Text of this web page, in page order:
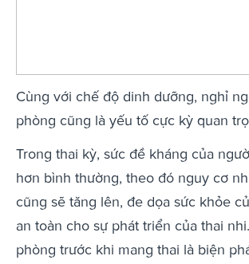
Cùng với chế độ dinh dưỡng, nghỉ
phòng cũng là yếu tố cực kỳ quan
Trong thai kỳ, sức đề kháng của
hơn bình thường, theo đó nguy cơ
cũng sẽ tăng lên, đe dọa sức khỏe
an toàn cho sự phát triển của thai
phòng trước khi mang thai là biện